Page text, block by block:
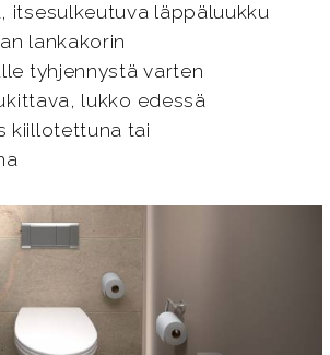
itsesulkeutuva läppäluukku
lankakorin
tyhjennystä varten
lukko edessä
kiillotettuna tai